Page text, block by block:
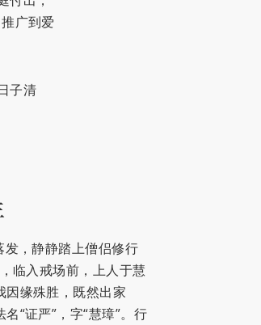
广到爱
子清
，静静踏上僧侣修行
临入戒场前，上人于慧
因缘殊胜，既然出家
“证严”，字“慧璋”。行